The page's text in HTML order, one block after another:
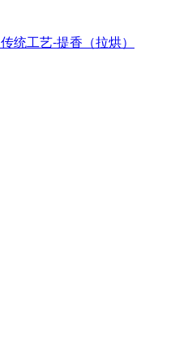
传统工艺-提香（拉烘）